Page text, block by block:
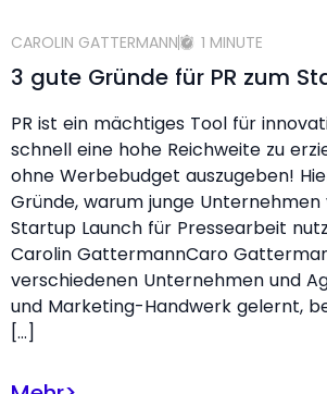
CAROLIN GATTERMANN 1 MINUTE
3 gute Gründe für PR zum
PR ist ein mächtiges Tool für
schnell eine hohe Reichweite zu
ohne Werbebudget auszugeben!
Gründe, warum junge
Startup Launch für Pressearbeit
Carolin GattermannCaro
verschiedenen Unternehmen und
und Marketing-Handwerk gelernt,
[…]